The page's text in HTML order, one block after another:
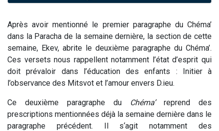
Après avoir mentionné le premier paragraphe du Chéma’
dans la Paracha de la semaine dernière, la section de cette
semaine, Ekev, abrite le deuxième paragraphe du Chéma’.
Ces versets nous rappellent notamment l’état d’esprit qui
doit prévaloir dans l’éducation des enfants : Initier à
l’observance des Mitsvot et l’amour envers D.ieu.
Ce deuxième paragraphe du Chéma’reprend des
prescriptions mentionnées déjà la semaine dernière dans le
paragraphe précédent. Il s‘agit notamment des